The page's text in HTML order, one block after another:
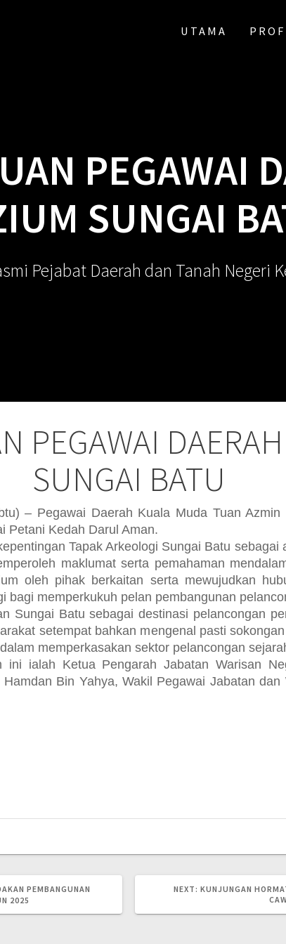
UTAMA
PEGAWAI
SUNGAI
Pejabat Daerah dan Tanah Negeri
PEGAWAI
SUNGAI BATU
– Pegawai Daerah Kuala Muda Tuan
Petani Kedah Darul Aman.
Tapak Arkeologi Sungai Batu
maklumat serta pemahaman
oleh pihak berkaitan serta mewujudkan
bagi memperkukuh pelan pembangunan
Sungai Batu sebagai destinasi pelancongan
setempat bahkan mengenal pasti
memperkasakan sektor pelancongan
ini ialah Ketua Pengarah Jabatan Warisan
Bin Yahya, Wakil Pegawai Jabatan
PEMBANGUNAN
2025
NEXT: NEXT
KUNJUNGAN